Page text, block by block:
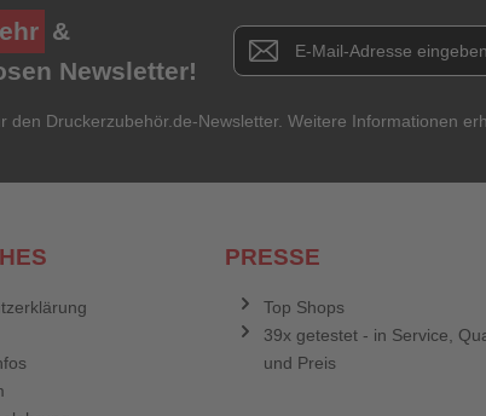
&
Newsletter!
Newsletter E-Mail Adresse
Druckerzubehör.de-Newsletter. Weitere Informationen
PRESSE
Top Shops
39x getestet - in Service,
und Preis